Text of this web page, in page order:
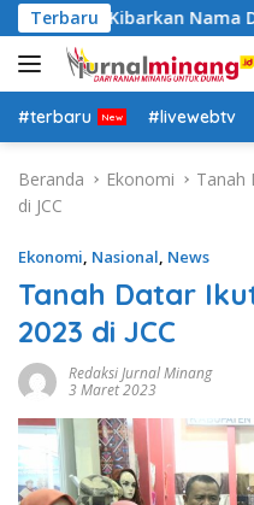
a
g
u
Terbaru
Siap Kibarkan Nama
#terbaru #livewebtv
Beranda Ekonomi
Tanah
di JCC
Ekonomi, Nasional, News
Tanah Datar
2023 di JCC
Redaksi Jurnal Minang
3 Maret 2023